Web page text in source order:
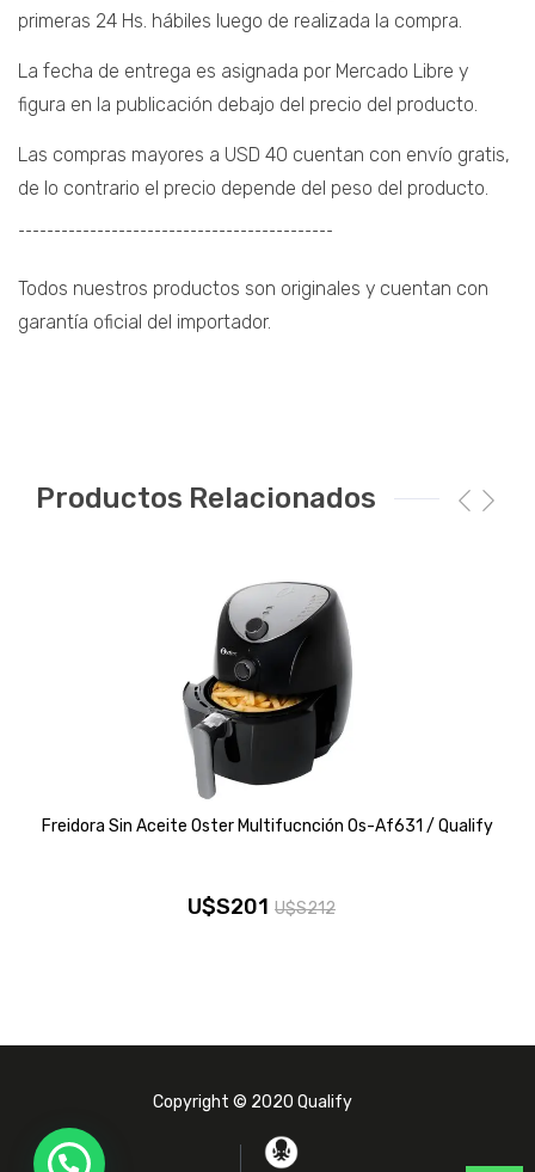
primeras 24 Hs. hábiles luego de realizada la compra.
La fecha de entrega es asignada por Mercado Libre y
figura en la publicación debajo del precio del producto.
Las compras mayores a USD 40 cuentan con envío gratis,
de lo contrario el precio depende del peso del producto.
¯¯¯¯¯¯¯¯¯¯¯¯¯¯¯¯¯¯¯¯¯¯¯¯¯¯¯¯¯¯¯¯¯¯¯¯¯¯¯¯¯¯¯¯
Todos nuestros productos son originales y cuentan con
garantía oficial del importador.
Productos Relacionados
Freidora Sin Aceite Oster Multifucnción Os-Af631 / Qualify
U$S212
U$S201
Copyright © 2020 Qualify